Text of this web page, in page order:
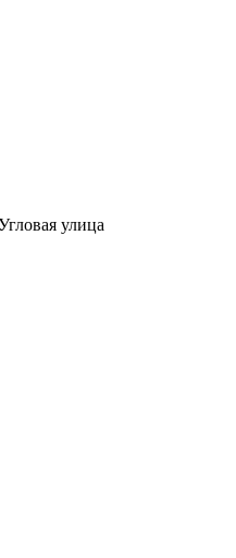
улица